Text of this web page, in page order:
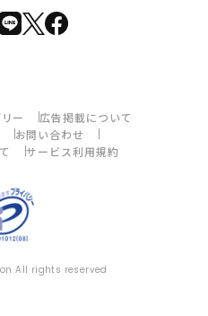
ー
広告掲載について
お問い合わせ
サービス利用規約
All rights reserved